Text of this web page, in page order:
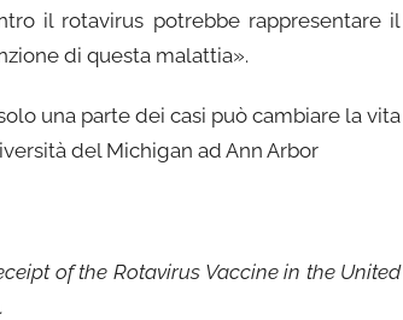
il rotavirus potrebbe rappresentare il
di questa malattia».
una parte dei casi può cambiare la vita
del Michigan ad Ann Arbor
of the Rotavirus Vaccine in the United